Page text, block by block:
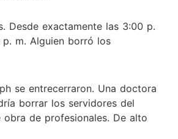
Desde exactamente las 3:00 p.
m. Alguien borró los
se entrecerraron. Una doctora
borrar los servidores del
obra de profesionales. De alto